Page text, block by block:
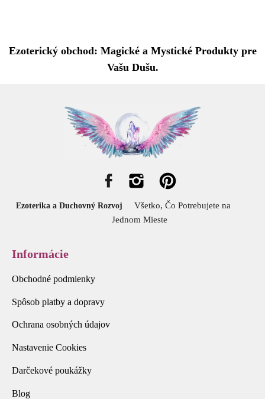
Ezoterický obchod: Magické a Mystické Produkty pre
Vašu Dušu.
Ezoterika a Duchovný Rozvoj
Všetko, Čo Potrebujete na
Jednom Mieste
Informácie
Obchodné podmienky
Spôsob platby a dopravy
Ochrana osobných údajov
Nastavenie Cookies
Darčekové poukážky
Blog